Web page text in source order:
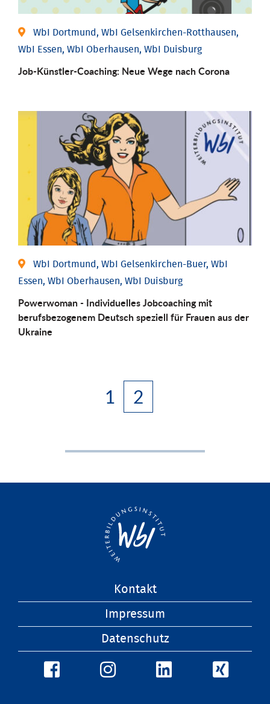
WbI Dortmund, WbI Gelsenkirchen-Rotthausen,
WbI Essen, WbI Oberhausen, WbI Duisburg
Job-Künstler-Coaching: Neue Wege nach Corona
WbI Dortmund, WbI Gelsenkirchen-Buer, WbI
Essen, WbI Oberhausen, WbI Duisburg
Powerwoman - Individuelles Jobcoaching mit
berufsbezogenem Deutsch speziell für Frauen aus der
Ukraine
1 2
Kontakt
Impressum
Datenschutz